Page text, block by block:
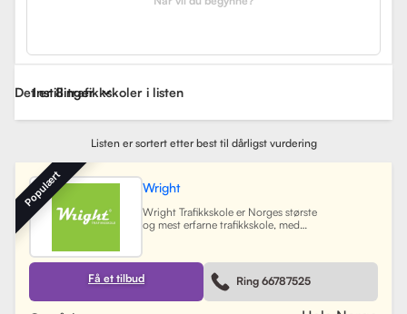
Det er 8 trafikkskoler i listen
Instillinger
Listen er sortert etter best til dårligst vurdering
Wright
Wright Trafikkskole er Norges største
og mest erfarne trafikkskole, med
Trøndelag. Siden oppstarten har
skolen hatt som mål å tilby
profesjonell og engasjert
trafikopplæring for både
Få et tilbud Ring 66787525
Populært